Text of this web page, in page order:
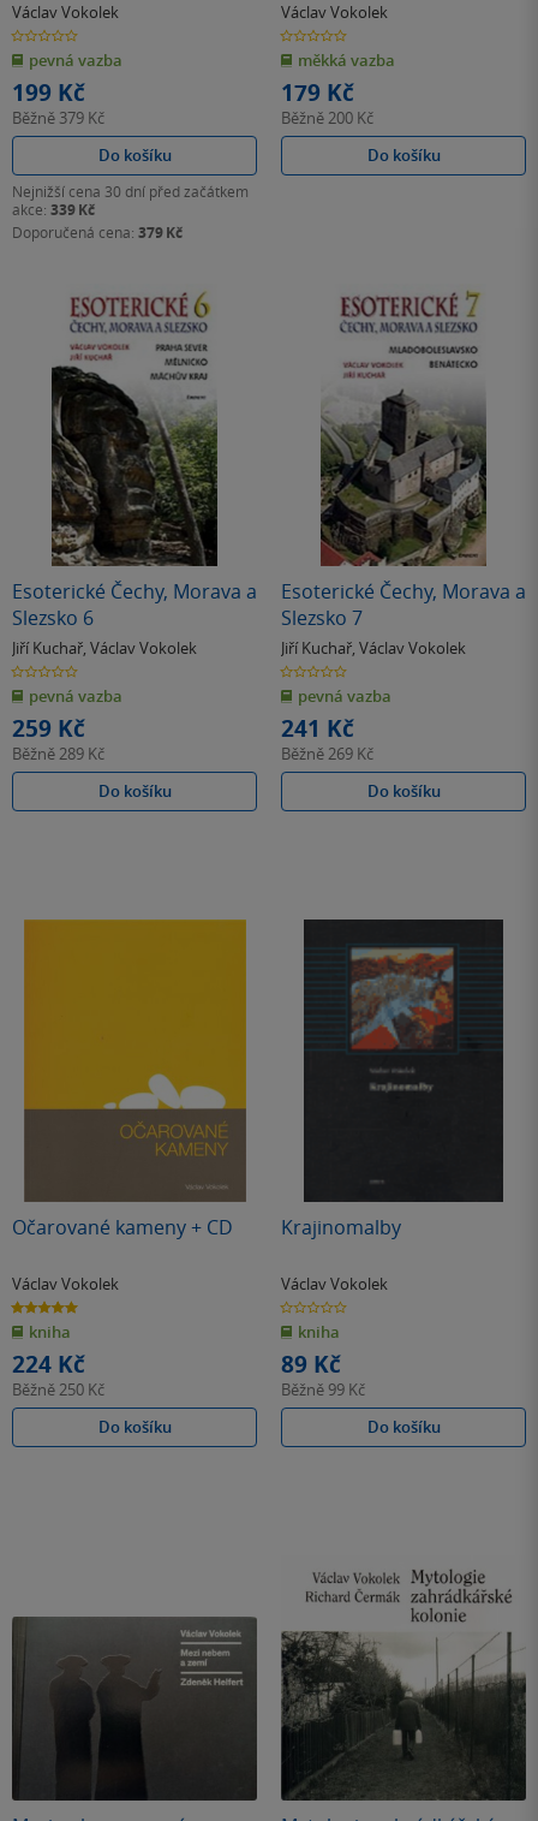
Václav Vokolek
0.0
z
5
hvězdiček
pevná vazba
199 Kč
Běžně 379 Kč
Do košíku
Nejnižší cena 30 dní před začátkem
akce: 339 Kč
Doporučená cena: 379 Kč
Václav Vokolek
0.0
z
5
hvězdiček
měkká vazba
179 Kč
Běžně200 Kč
Do košíku
Esoterické Čechy, Morava a
Slezsko 6
Jiří Kuchař, Václav Vokolek
0.0
z
5
hvězdiček
pevná vazba
259 Kč
Běžně289 Kč
Do košíku
Esoterické Čechy, Morava a
Slezsko 7
Jiří Kuchař, Václav Vokolek
0.0
z
5
hvězdiček
pevná vazba
241 Kč
Běžně269 Kč
Do košíku
Očarované kameny + CD
Václav Vokolek
5.0
z
5
hvězdiček
kniha
224 Kč
Běžně250 Kč
Do košíku
Krajinomalby
Václav Vokolek
0.0
z
5
hvězdiček
kniha
89 Kč
Běžně 99 Kč
Do košíku